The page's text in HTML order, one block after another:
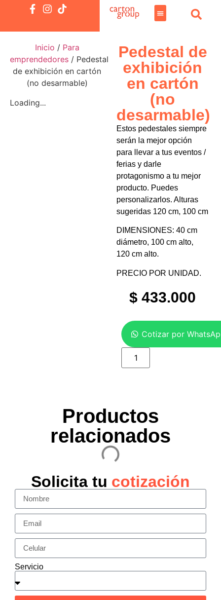
Inicio / Para
emprendedores / Pedestal
de exhibición en cartón
(no desarmable)
Loading...
Pedestal de
exhibición
en cartón
(no
desarmable)
Estos pedestales siempre
serán la mejor opción
para llevar a tus eventos /
ferias y darle
protagonismo a tu mejor
producto. Puedes
personalizarlos. Alturas
sugeridas 120 cm, 100 cm
DIMENSIONES: 40 cm
diámetro, 100 cm alto,
120 cm alto.
PRECIO POR UNIDAD.
$ 433.000
Cotizar por
Productos
relacionados
Solicita tu cotización
Servicio